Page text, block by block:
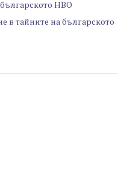
НВО
в тайните на българското